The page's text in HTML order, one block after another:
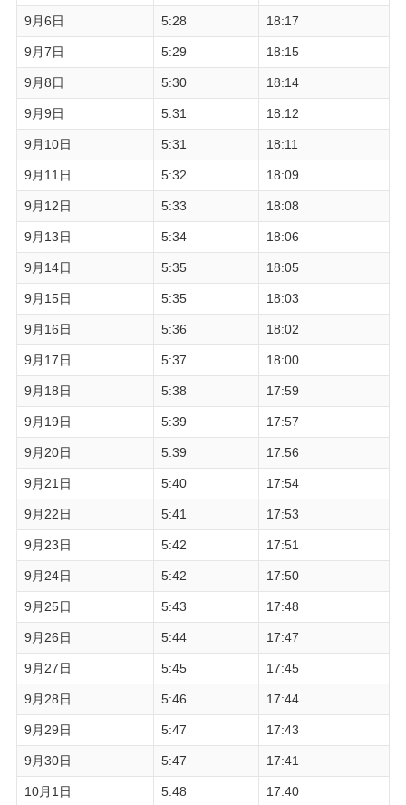
9月6日 5:28 18:17
9月7日 5:29 18:15
9月8日 5:30 18:14
9月9日 5:31 18:12
9月10日 5:31 18:11
9月11日 5:32 18:09
9月12日 5:33 18:08
9月13日 5:34 18:06
9月14日 5:35 18:05
9月15日 5:35 18:03
9月16日 5:36 18:02
9月17日 5:37 18:00
9月18日 5:38 17:59
9月19日 5:39 17:57
9月20日 5:39 17:56
9月21日 5:40 17:54
9月22日 5:41 17:53
9月23日 5:42 17:51
9月24日 5:42 17:50
9月25日 5:43 17:48
9月26日 5:44 17:47
9月27日 5:45 17:45
9月28日 5:46 17:44
9月29日 5:47 17:43
9月30日 5:47 17:41
10月1日 5:48 17:40